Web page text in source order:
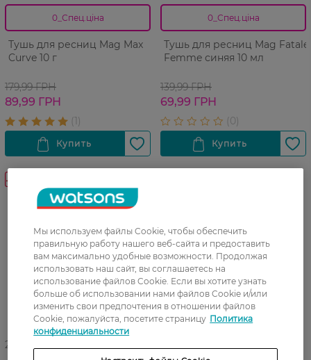
0_Спец.ціна
Тушь для ресниц Mag Max
Curve 10 г
179,99 ГРН
89,99 ГРН
0_Спец.ціна
Тушь для ресниц Mag Fatale
Femme синяя 10 мл
139,99 ГРН
69,99 ГРН
-50%
27 07 - 23 08
Мы используем файлы Cookie, чтобы обеспечить
правильную работу нашего веб-сайта и предоставить
вам максимально удобные возможности. Продолжая
использовать наш сайт, вы соглашаетесь на
использование файлов Cookie. Если вы хотите узнать
больше об использовании нами файлов Cookie и/или
изменить свои предпочтения в отношении файлов
Cookie, пожалуйста, посетите страницу Политика
конфиденциальности